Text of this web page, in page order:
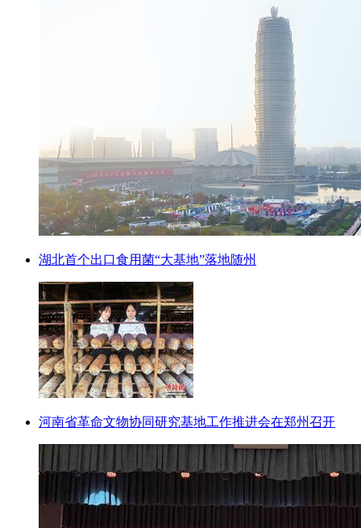
湖北首个出口食用菌“大基地”落地随州
河南省革命文物协同研究基地工作推进会在郑州召开